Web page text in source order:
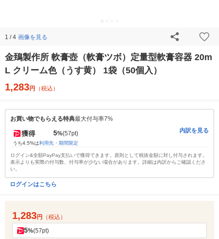
1 / 4 画像を見る
金鵄製作所 軟膏壺（軟膏ツボ）定量型軟膏容器 20m
L クリーム色（うす黄） 1袋（50個入）
1,283円 （税込）
お買い物でもらえる特典最大付与率7%
獲得 5%(57pt)
うち4.5%は利用先・期間限定
内訳を見る
ログイン&全額PayPay支払いで獲得できます。原則として税抜金額に対し付与されます。
表示よりも実際の付与数、付与率が少ない場合があります。詳細は内訳からご確認くださ
い。
ログインはこちら
1,283円 （税込）
5%(57pt)